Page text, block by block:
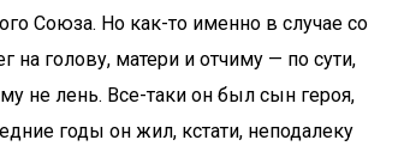
Союза. Но как-то именно в случае со
голову, матери и отчиму — по сути,
не лень. Все-таки он был сын героя,
годы он жил, кстати, неподалеку